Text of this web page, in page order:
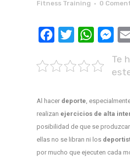
Fitness Training
0
Facebook
Twitter
Te
Al hacer deporte,
realizan ejercicios de alta
posibilidad de que se
ellas no se libran ni los
por mucho que ejecuten cada